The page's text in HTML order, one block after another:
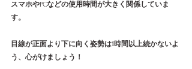
スマホやPCなどの使用時間が大きく関係していま
す。
目線が正面より下に向く姿勢は1時間以上続かないよ
う、心がけましょう！